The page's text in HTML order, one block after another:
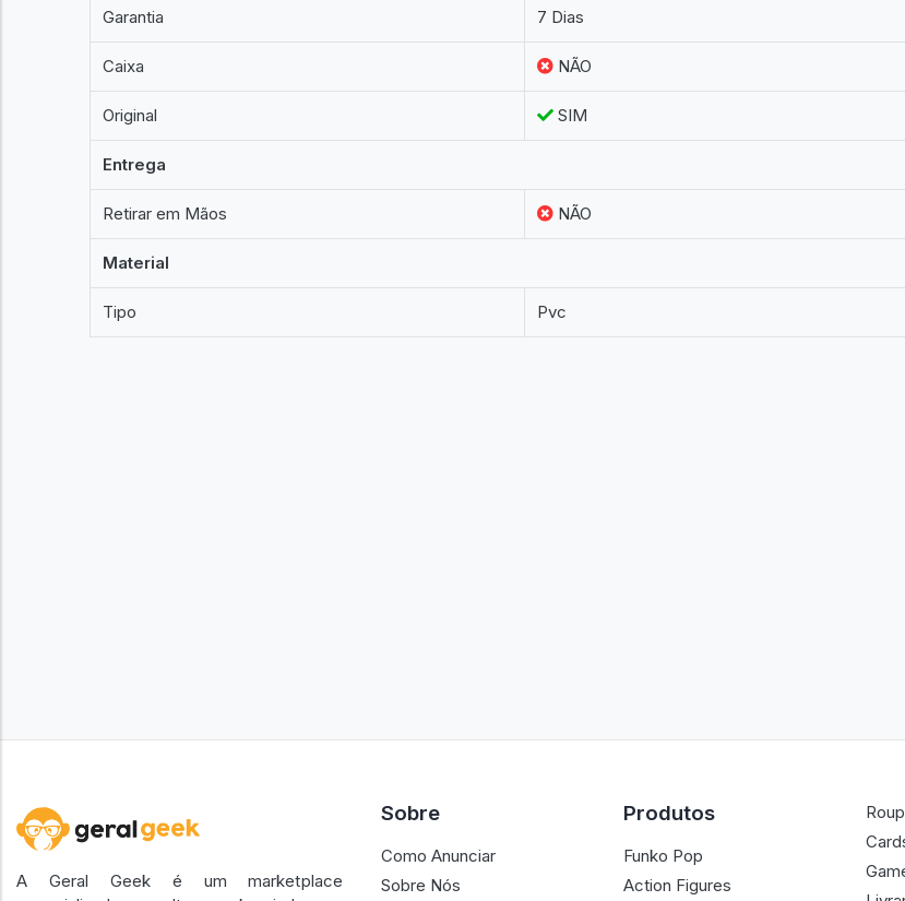
Garantia 7 Dias
Caixa NÃO
Original SIM
Entrega
Retirar em Mãos NÃO
Material
Tipo Pvc
A Geral Geek é um marketplace
Sobre
Como Anunciar
Sobre Nós
Produtos
Funko Pop
Action Figures